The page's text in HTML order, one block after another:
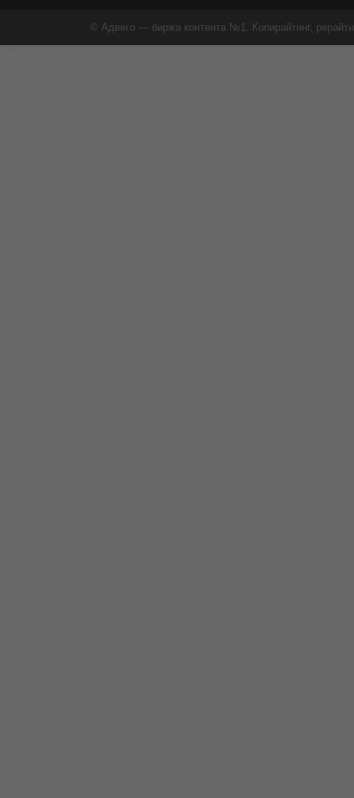
© Адвего — биржа контента №1. Копирайтинг,